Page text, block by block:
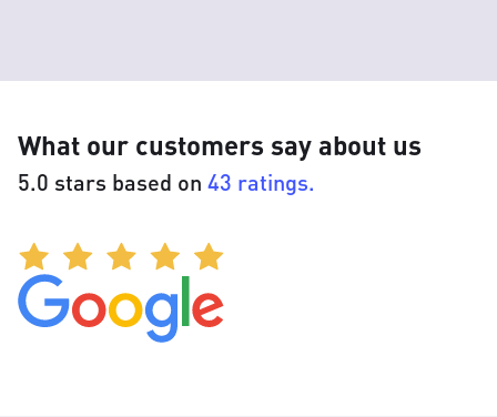
What our customers say about us
5.0 stars based on 43 ratings.